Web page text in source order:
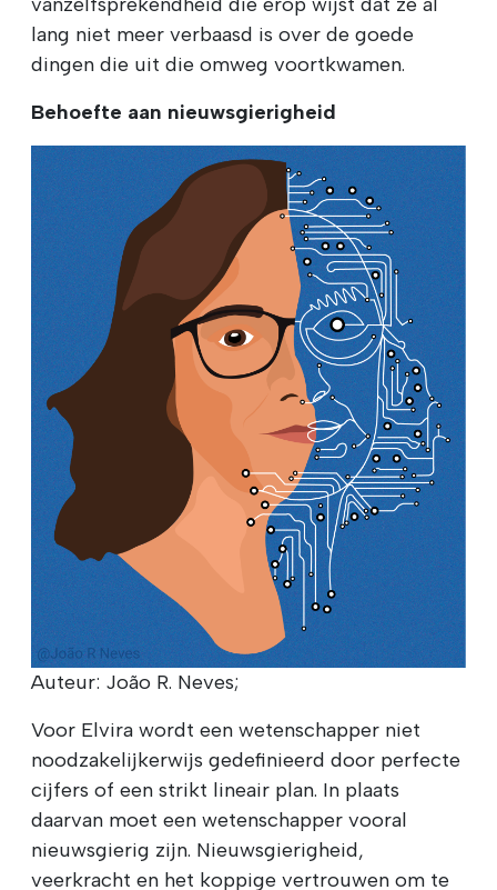
lang niet meer verbaasd is over de goede
dingen die uit die omweg voortkwamen.
Behoefte aan nieuwsgierigheid
Auteur: João R. Neves;
Voor Elvira wordt een wetenschapper niet
noodzakelijkerwijs gedefinieerd door perfecte
cijfers of een strikt lineair plan. In plaats
daarvan moet een wetenschapper vooral
nieuwsgierig zijn. Nieuwsgierigheid,
veerkracht en het koppige vertrouwen om te